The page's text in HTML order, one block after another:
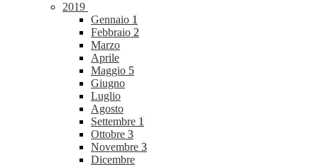
2019
Gennaio 1
Febbraio 2
Marzo
Aprile
Maggio 5
Giugno
Luglio
Agosto
Settembre 1
Ottobre 3
Novembre 3
Dicembre